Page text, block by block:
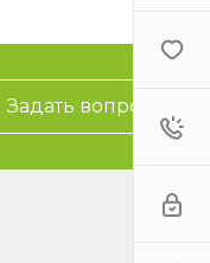
Задать вопрос